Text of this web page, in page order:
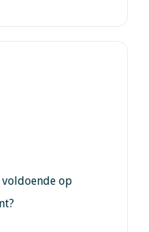
op